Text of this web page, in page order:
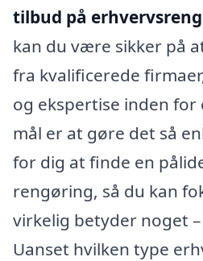
tilbud på
kan du være sikker på
fra kvalificerede
og ekspertise inden for
mål er at gøre det så
for dig at finde en
rengøring, så du kan
virkelig betyder noget
Uanset hvilken type